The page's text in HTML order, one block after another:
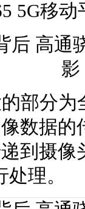
5G移动
部分为
数据
到摄
理。